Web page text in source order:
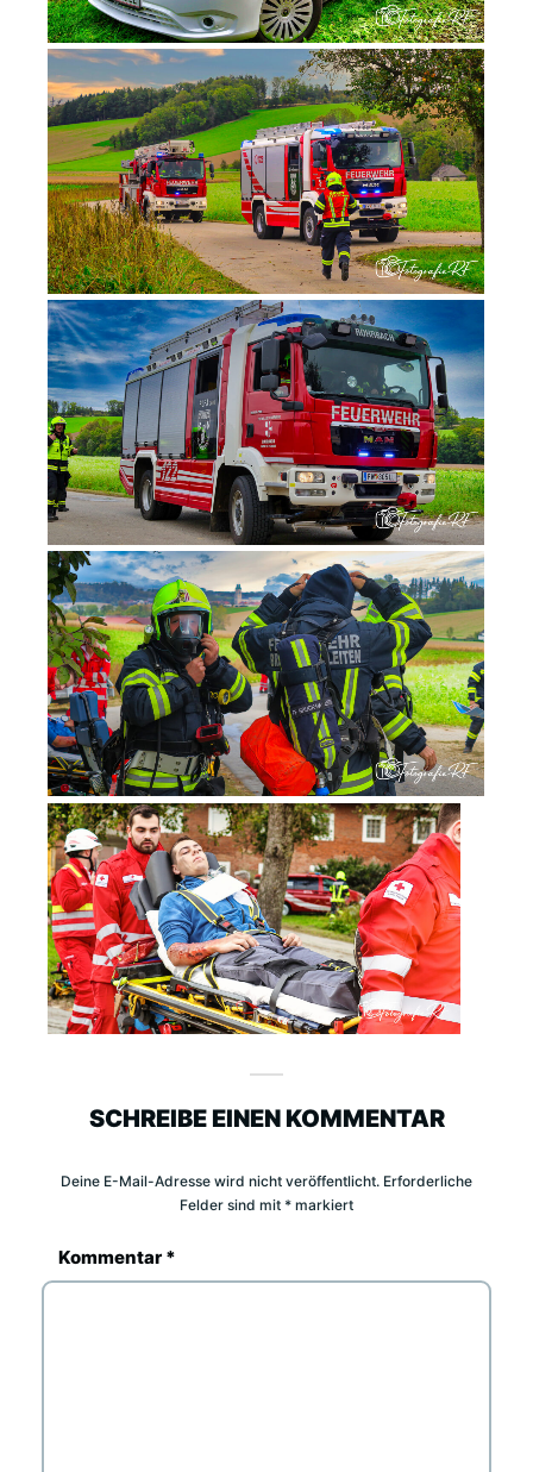
SCHREIBE EINEN KOMMENTAR
Deine E-Mail-Adresse wird nicht veröffentlicht. Erforderliche
Felder sind mit * markiert
Kommentar *